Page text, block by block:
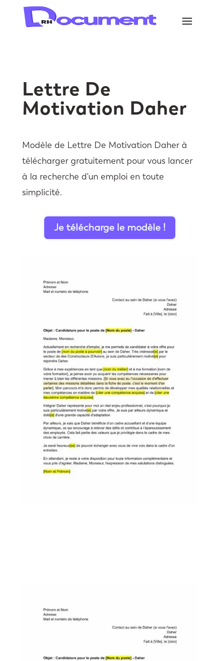
Lettre De
Motivation Daher
Modèle de Lettre De Motivation Daher à
télécharger gratuitement pour vous lancer
à la recherche d'un emploi en toute
simplicité.
Je télécharge le modèle !